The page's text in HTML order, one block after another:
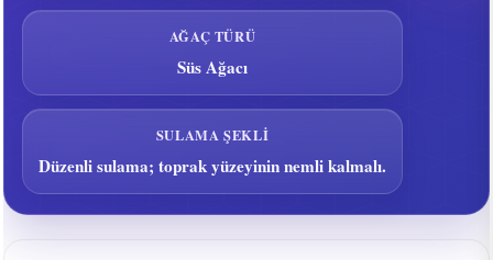
AĞAÇ TÜRÜ
Süs Ağacı
SULAMA ŞEKLI
Düzenli sulama; toprak yüzeyinin nemli kalmalı.